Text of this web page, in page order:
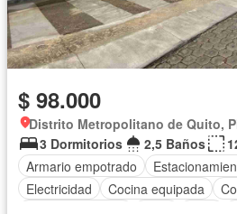
$ 98.000
Distrito Metropolitano de Quito,
3 Dormitorios
2,5 Baños
Armario empotrado
Electricidad
Cocina equipada